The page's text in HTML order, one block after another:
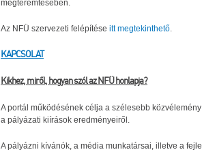
megteremtésében.
Az NFÜ szervezeti felépítése itt megtekinthető.
KAPCSOLAT
Kikhez, miről, hogyan szól az NFÜ honlapja?
A portál működésének célja a szélesebb
a pályázati kiírások eredményeiről.
A pályázni kívánók, a média munkatársai, illetve a